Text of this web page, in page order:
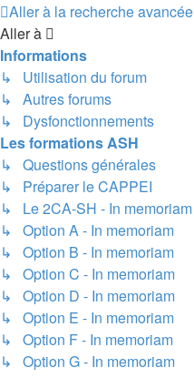
Aller à la recherche avancée
Aller à
Informations
↳ Utilisation du forum
↳ Autres forums
↳ Dysfonctionnements
Les formations ASH
↳ Questions générales
↳ Préparer le CAPPEI
↳ Le 2CA-SH - In memoriam
↳ Option A - In memoriam
↳ Option B - In memoriam
↳ Option C - In memoriam
↳ Option D - In memoriam
↳ Option E - In memoriam
↳ Option F - In memoriam
↳ Option G - In memoriam